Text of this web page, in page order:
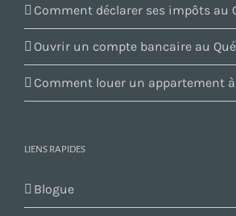
Comment déclarer ses impôts au
Ouvrir un compte bancaire au
Comment louer un appartement
LIENS RAPIDES
Blogue